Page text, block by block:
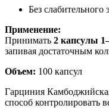
Без слабительного
Применение:
Принимать 2 капсулы
запивая достаточным
Объем: 100 капсул
Гарциния
способ контролировать